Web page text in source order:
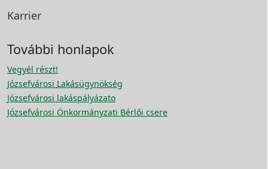
Karrier
További honlapok
Vegyél részt!
Józsefvárosi Lakásügynökség
Józsefvárosi lakáspályázato
Józsefvárosi Önkormányzati Bérlői csere